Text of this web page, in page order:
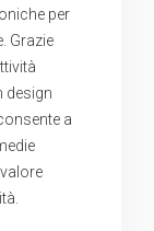
per
Grazie
design
a